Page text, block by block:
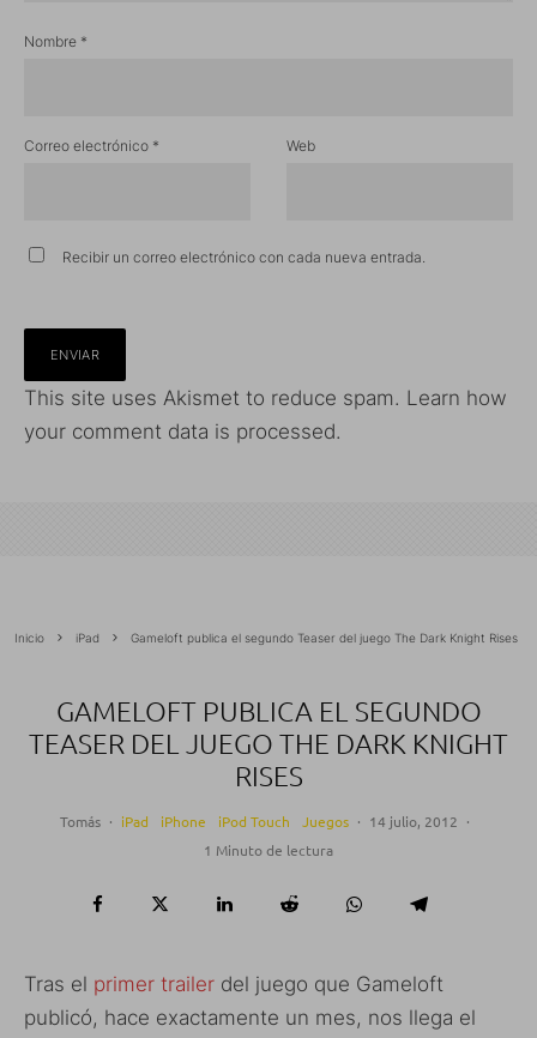
Nombre *
Correo electrónico * Web
Recibir un correo electrónico con cada nueva entrada.
This site uses Akismet to reduce spam. Learn how
your comment data is processed.
Inicio iPad Gameloft publica el segundo Teaser del juego The Dark Knight Rises
GAMELOFT PUBLICA EL SEGUNDO
TEASER DEL JUEGO THE DARK KNIGHT
RISES
Tomás · iPad iPhone iPod Touch Juegos · 14 julio, 2012 ·
1 Minuto de lectura
Tras el primer trailer del juego que Gameloft
publicó, hace exactamente un mes, nos llega el